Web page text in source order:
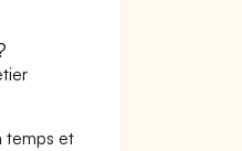
temps et